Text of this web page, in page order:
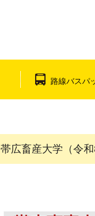
路線バスパ
帯広畜産大学（令